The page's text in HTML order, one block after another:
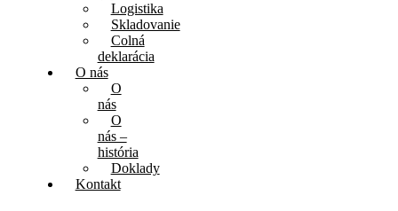
Logistika
Skladovanie
Colná
deklarácia
O nás
O
nás
O
nás –
história
Doklady
Kontakt